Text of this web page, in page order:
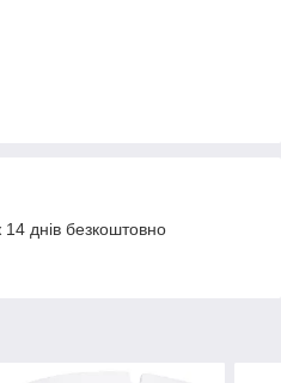
днів безкоштовно